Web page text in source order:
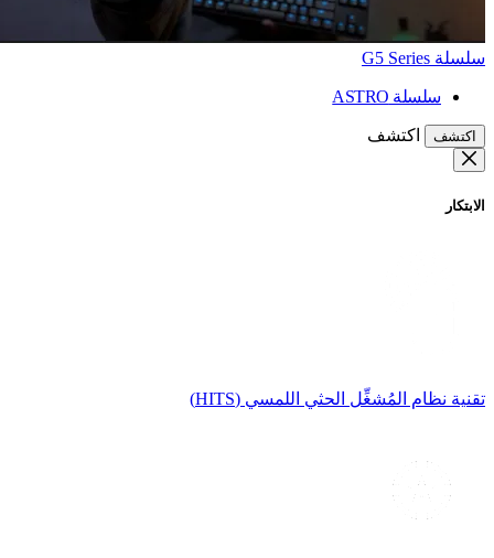
سلسلة G5 Series
سلسلة ASTRO
اكتشف اكتشف
الابتكار
تقنية نظام المُشغِّل الحثي اللمسي (HITS)